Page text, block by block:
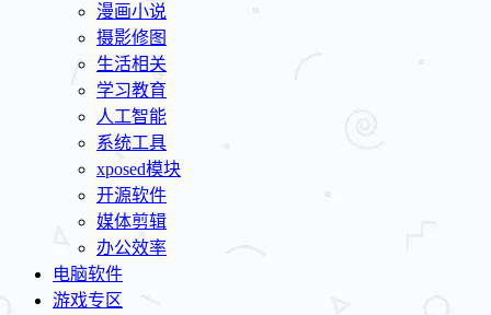
漫画小说
摄影修图
生活相关
学习教育
人工智能
系统工具
xposed模块
开源软件
媒体剪辑
办公效率
电脑软件
游戏专区